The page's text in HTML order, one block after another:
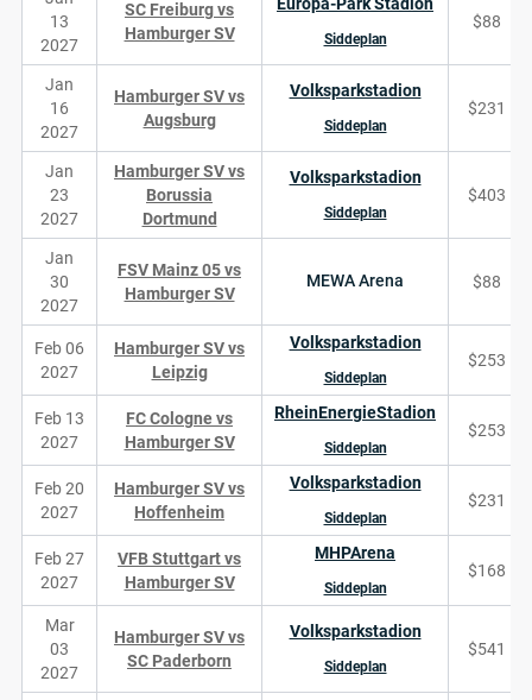
13
2027
SC Freiburg vs
Hamburger SV
Siddeplan
$88
Jan
16
2027
Hamburger SV vs
Augsburg
Volksparkstadion
Siddeplan
$231
Jan
23
2027
Hamburger SV vs
Borussia
Dortmund
Volksparkstadion
Siddeplan
$403
Jan
30
2027
FSV Mainz 05 vs
Hamburger SV
MEWA Arena $88
Feb 06
2027
Hamburger SV vs
Leipzig
Volksparkstadion
Siddeplan
$253
Feb 13
2027
FC Cologne vs
Hamburger SV
RheinEnergieStadion
Siddeplan
$253
Feb 20
2027
Hamburger SV vs
Hoffenheim
Volksparkstadion
Siddeplan
$231
Feb 27
2027
VFB Stuttgart vs
Hamburger SV
MHPArena
Siddeplan
$168
Mar
03
2027
Hamburger SV vs
SC Paderborn
Volksparkstadion
Siddeplan
$541